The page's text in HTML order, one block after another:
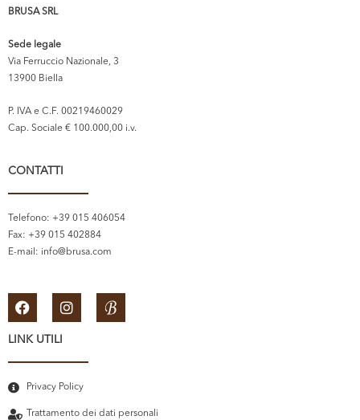
BRUSA SRL
Sede legale
Via Ferruccio Nazionale, 3
13900 Biella
P. IVA e C.F. 00219460029
Cap. Sociale € 100.000,00 i.v.
CONTATTI
Telefono: +39 015 406054
Fax: +39 015 402884
E-mail: info@brusa.com
LINK UTILI
Privacy Policy
Trattamento dei dati personali